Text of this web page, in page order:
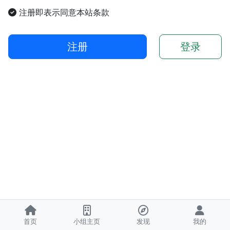
注册即表示同意本站条款
注册 登录
首页 小组主页 发现 我的